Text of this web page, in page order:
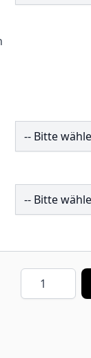
260100
208127
Menge